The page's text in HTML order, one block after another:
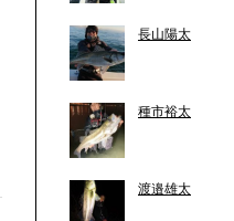
長山陽太
種市裕太
渡邉雄太